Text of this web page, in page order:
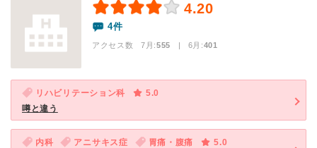
4.20
4件
アクセス数 7月:555 | 6月:401
リハビリテーション科
5.0
噂と違う
内科 アニサキス症 胃痛・腹痛
5.0